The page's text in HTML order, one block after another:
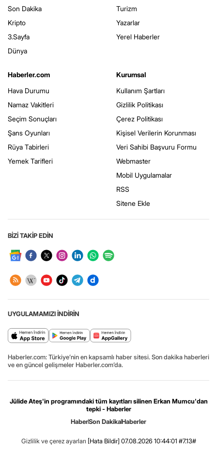
Son Dakika
Kripto
3.Sayfa
Dünya
Turizm
Yazarlar
Yerel Haberler
Haberler.com
Hava Durumu
Namaz Vakitleri
Seçim Sonuçları
Şans Oyunları
Rüya Tabirleri
Yemek Tarifleri
Kurumsal
Kullanım Şartları
Gizlilik Politikası
Çerez Politikası
Kişisel Verilerin Korunması
Veri Sahibi Başvuru Formu
Webmaster
Mobil Uygulamalar
RSS
Sitene Ekle
BİZİ TAKİP EDİN
UYGULAMAMIZI İNDİRİN
Haberler.com: Türkiye’nin en kapsamlı haber sitesi. Son dakika haberleri
ve en güncel gelişmeler Haberler.com’da.
Jülide Ateş'in programındaki tüm kayıtları silinen Erkan Mumcu'dan
tepki - Haberler
HaberSon DakikaHaberler
Gizlilik ve çerez ayarları [Hata Bildir] 07.08.2026 10:44:01 #7.13#